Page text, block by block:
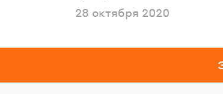
Опубликовано
28 октября 2020